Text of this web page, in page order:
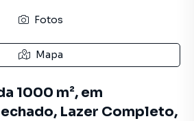
Fotos
Mapa
1000 m², em
Lazer Completo,